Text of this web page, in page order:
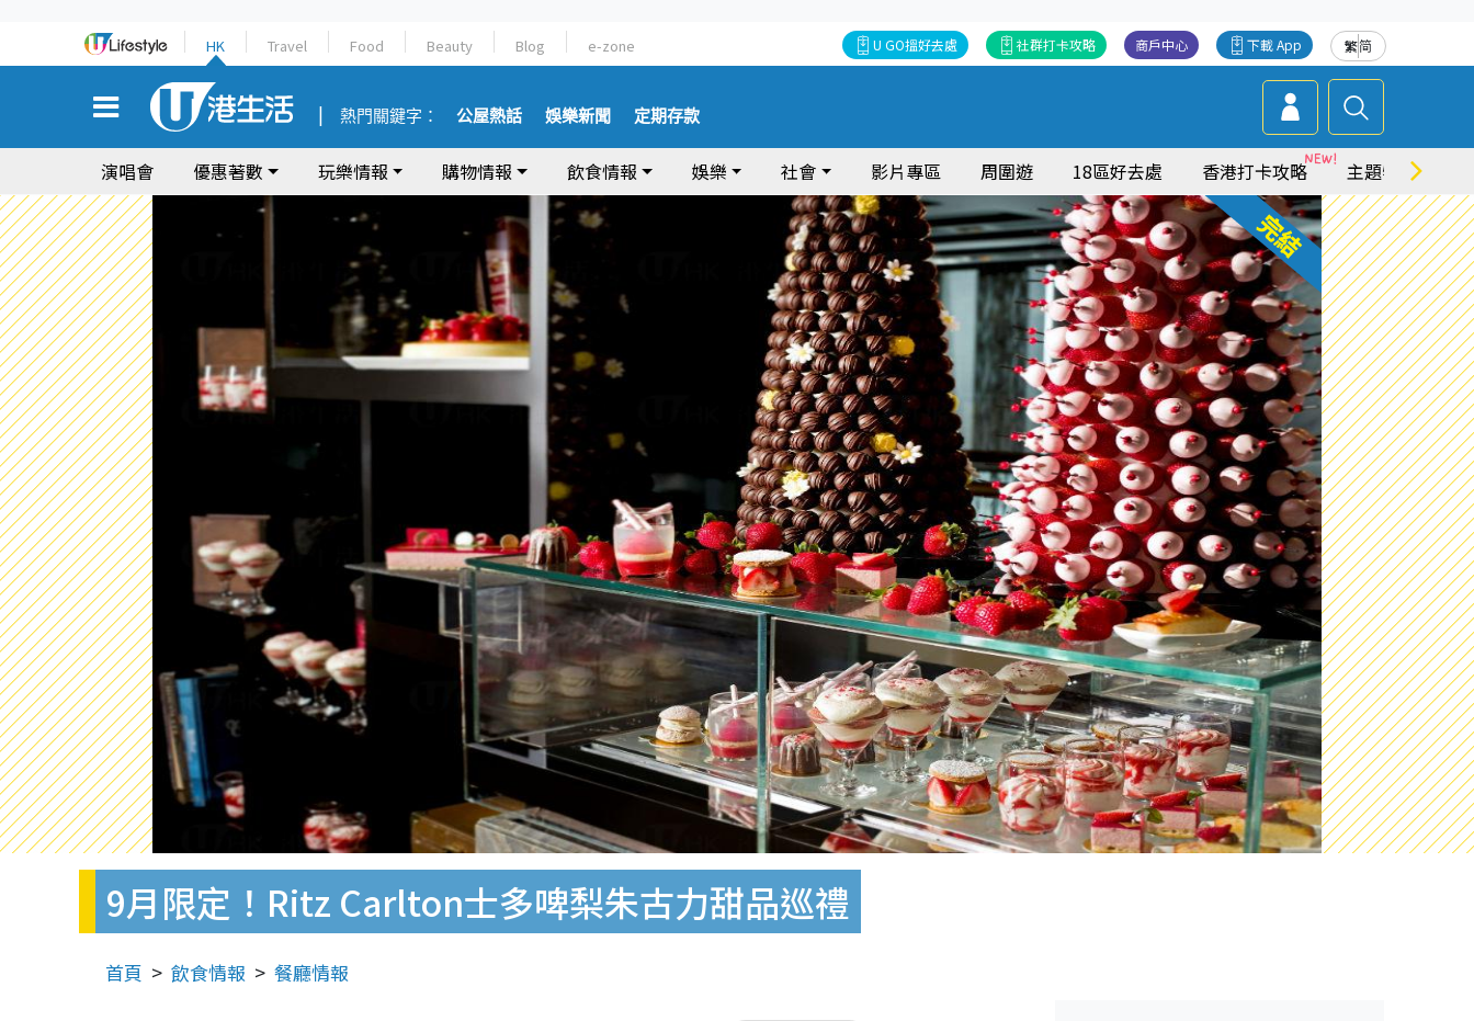
HK Travel Food Beauty Blog e-zone 繁简
下載 App
商戶中心
社群打卡攻略
U GO搵好去處
熱門關鍵字： 公屋熱話 娛樂新聞 定期存款
演唱會 優惠著數 玩樂情報 購物情報 飲食情報 娛樂 社會 影片專區 周圍遊 18區好去處 香港打卡攻略 主題特集
9月限定！Ritz Carlton士多啤梨朱古力甜品巡禮
首頁 飲食情報 餐廳情報